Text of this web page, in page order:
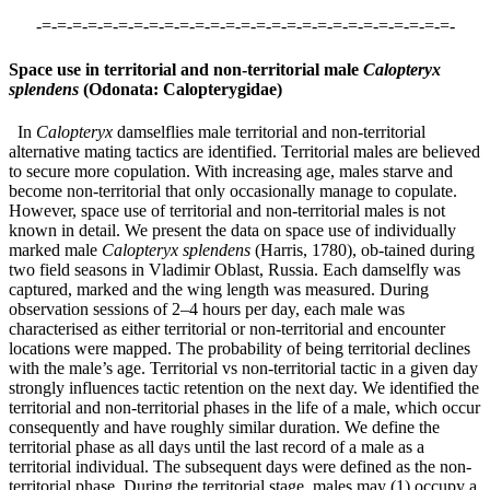
-=-=-=-=-=-=-=-=-=-=-=-=-=-=-=-=-=-=-=-=-=-=-=-=-=-=-=-
Space use in territorial and non-territorial male Calopteryx
splendens (Odonata: Calopterygidae)
In Calopteryx damselflies male territorial and non-territorial
alternative mating tactics are identified. Territorial males are believed
to secure more copulation. With increasing age, males starve and
become non-territorial that only occasionally manage to copulate.
However, space use of territorial and non-territorial males is not
known in detail. We present the data on space use of individually
marked male Calopteryx splendens (Harris, 1780), ob-tained during
two field seasons in Vladimir Oblast, Russia. Each damselfly was
captured, marked and the wing length was measured. During
observation sessions of 2–4 hours per day, each male was
characterised as either territorial or non-territorial and encounter
locations were mapped. The probability of being territorial declines
with the male’s age. Territorial vs non-territorial tactic in a given day
strongly influences tactic retention on the next day. We identified the
territorial and non-territorial phases in the life of a male, which occur
consequently and have roughly similar duration. We define the
territorial phase as all days until the last record of a male as a
territorial individual. The subsequent days were defined as the non-
territorial phase. During the territorial stage, males may (1) occupy a